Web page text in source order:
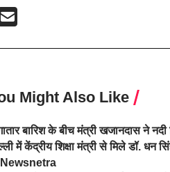
Might Also Like
बारिश के बीच मंत्री खजानदास ने
में केंद्रीय शिक्षा मंत्री से मिले डॉ. धन
Newsnetra